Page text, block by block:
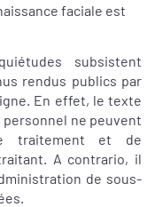
faciale est
subsistent
rendus publics par
En effet, le texte
ne peuvent
traitement et de
A contrario, il
de sous-